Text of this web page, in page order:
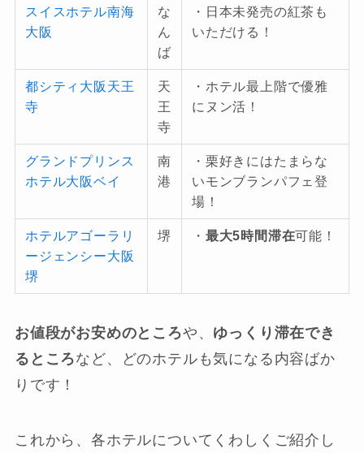
スイスホテル南海
大阪
な
ん
ば
・日本未発売の紅茶も
いただける！
都シティ大阪天王
寺
天
王
寺
・ホテル最上階で優雅
にヌン活！
グランドプリンス
ホテル大阪ベイ
南
港
・栗好きにはたまらな
いモンブランパフェ登
場！
ホテルアゴーラリ
ージェンシー大阪
堺
堺 ・ 最大5時間滞在可能！
お値段がお安めのところや、 ゆっくり滞在でき
るところなど、どのホテルも気になる内容ばか
りです！
これから、各ホテルについてくわしくご紹介し